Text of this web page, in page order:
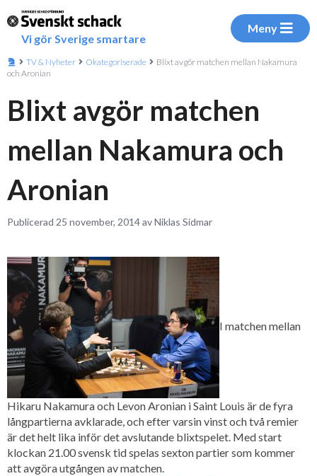
Vi gör Sverige smartare
Meny
TV & Nyheter Okategoriserade
Blixt avgör matchen mellan Nakamura
och Aronian
Blixt avgör matchen
mellan Nakamura och
Aronian
Publicerad 25 november, 2014 av Niklas Sidmar
I matchen mellan
Hikaru Nakamura och Levon Aronian i Saint Louis är de fyra
långpartierna avklarade, och efter varsin vinst och två remier
är det helt lika inför det avslutande blixtspelet. Med start
klockan 21.00 svensk tid spelas sexton partier som kommer
att avgöra utgången av matchen.